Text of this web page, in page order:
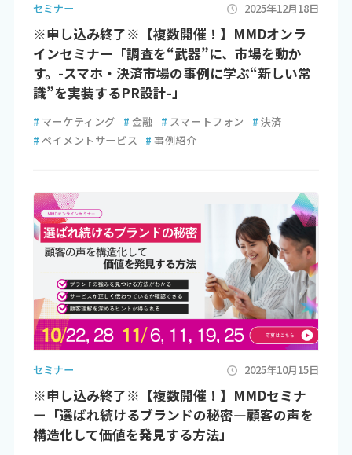
セミナー 2025年12月18日
※申し込み終了※【複数開催！】MMDオンラ
インセミナー「調査を“武器”に、市場を動か
す。-スマホ・決済市場の事例に学ぶ“新しい常
識”を実装するPR設計-」
# マーケティング # 金融 # スマートフォン # 決済
# ペイメントサービス # 事例紹介
セミナー 2025年10月15日
※申し込み終了※【複数開催！】MMDセミナ
ー「選ばれ続けるブランドの秘密―顧客の声を
構造化して価値を発見する方法」